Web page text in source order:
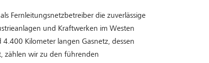
Fernleitungsnetzbetreiber die zuverlässige
und Kraftwerken im Westen
4.400 Kilometer langen Gasnetz, dessen
zählen wir zu den führenden